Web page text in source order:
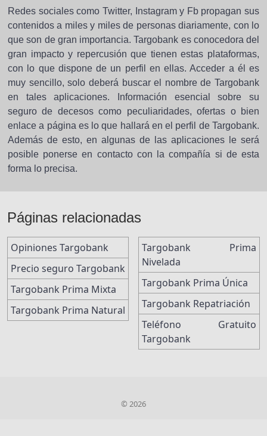
Redes sociales como Twitter, Instagram y Fb propagan sus
contenidos a miles y miles de personas diariamente, con lo
que son de gran importancia. Targobank es conocedora del
gran impacto y repercusión que tienen estas plataformas,
con lo que dispone de un perfil en ellas. Acceder a él es
muy sencillo, solo deberá buscar el nombre de Targobank
en tales aplicaciones. Información esencial sobre su
seguro de decesos como peculiaridades, ofertas o bien
enlace a página es lo que hallará en el perfil de Targobank.
Además de esto, en algunas de las aplicaciones le será
posible ponerse en contacto con la compañía si de esta
forma lo precisa.
Páginas relacionadas
Opiniones Targobank
Precio seguro Targobank
Targobank Prima Mixta
Targobank Prima Natural
Targobank Prima
Nivelada
Targobank Prima Única
Targobank Repatriación
Teléfono Gratuito
Targobank
© 2026